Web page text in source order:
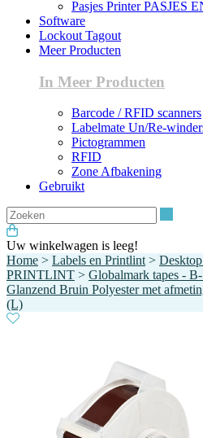
Pasjes Printer PASJES
Software
Lockout Tagout
Meer Producten
In Meer Producten
Barcode / RFID scanners
Labelmate Un/Re-
Pictogrammen
RFID
Zone Afbakening
Gebruikt
Uw winkelwagen is leeg!
Home > Labels en Printlint >
PRINTLINT > Globalmark tapes -
Glanzend Bruin Polyester met
(L)